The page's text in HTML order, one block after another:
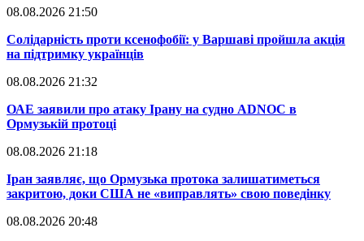
08.08.2026 21:50
​Солідарність проти ксенофобії: у Варшаві пройшла акція
на підтримку українців
08.08.2026 21:32
​ОАЕ заявили про атаку Ірану на судно ADNOC в
Ормузькій протоці
08.08.2026 21:18
​Іран заявляє, що Ормузька протока залишатиметься
закритою, доки США не «виправлять» свою поведінку
08.08.2026 20:48